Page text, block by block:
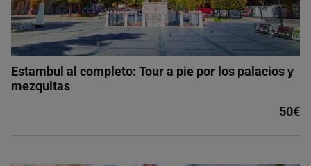
Estambul al completo: Tour a pie por los palacios y
mezquitas
50€